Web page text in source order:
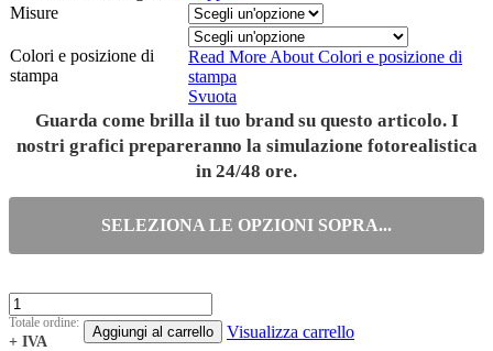
Misure
Colori e posizione di
stampa
Read More About Colori e posizione di
stampa
Svuota
Guarda come brilla il tuo brand su questo articolo. I
nostri grafici prepareranno la simulazione fotorealistica
in 24/48 ore.
SELEZIONA LE OPZIONI SOPRA...
Totale ordine:
+ IVA
Aggiungi al carrello Visualizza carrello